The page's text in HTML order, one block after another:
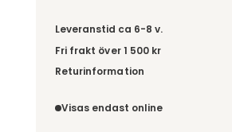
Leveranstid ca 6-8 v.
Fri frakt över 1 500 kr
Välj utförande via 'Gör dina val' för
Returinformation
omfattas därför inte av ångerrätten.
Visas endast online